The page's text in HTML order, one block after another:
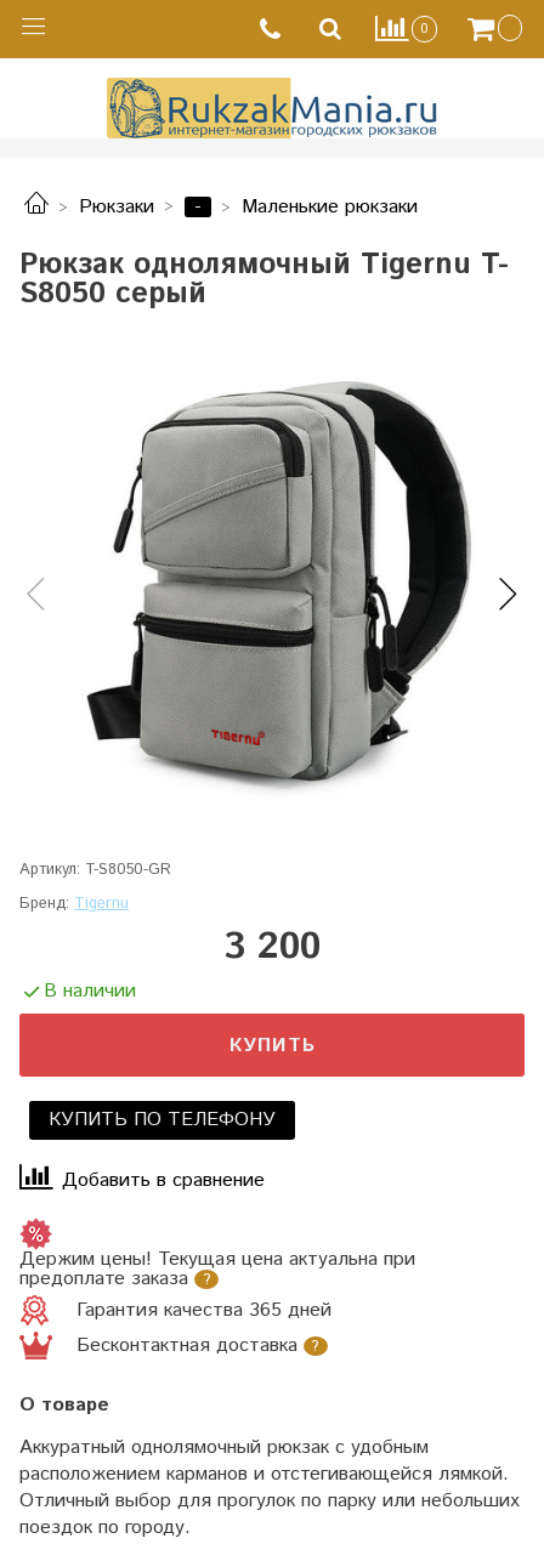
0
Рюкзаки - Маленькие рюкзаки
Рюкзак однолямочный Tigernu T-
S8050 серый
Артикул: T-S8050-GR
Бренд: Tigernu
3 200
В наличии
КУПИТЬ
КУПИТЬ ПО ТЕЛЕФОНУ
Добавить в сравнение
Держим цены! Текущая цена актуальна при
предоплате заказа ?
Гарантия качества 365 дней
Бесконтактная доставка
?
О товаре
Аккуратный однолямочный рюкзак с удобным
расположением карманов и отстегивающейся лямкой.
Отличный выбор для прогулок по парку или небольших
поездок по городу.